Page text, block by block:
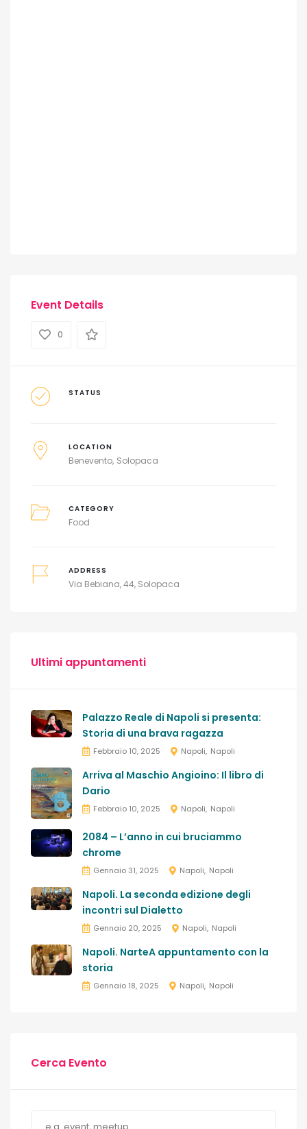
Event Details
0
STATUS
LOCATION
Benevento Solopaca
CATEGORY
Food
ADDRESS
Via Bebiana, 44, Solopaca
Ultimi appuntamenti
Palazzo Reale di Napoli si presenta:
Storia di una brava ragazza
Febbraio 10, 2025 Napoli Napoli
Arriva al Maschio Angioino: Il libro di
Dario
Febbraio 10, 2025 Napoli Napoli
2084 – L’anno in cui bruciammo
chrome
Gennaio 31, 2025 Napoli Napoli
Napoli. La seconda edizione degli
incontri sul Dialetto
Gennaio 20, 2025 Napoli Napoli
Napoli. NarteA appuntamento con la
storia
Gennaio 18, 2025 Napoli Napoli
Cerca Evento